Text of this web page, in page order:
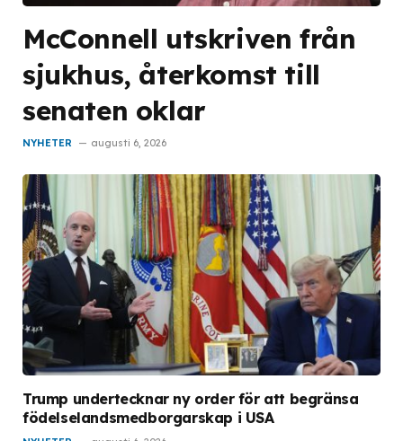
McConnell utskriven från
sjukhus, återkomst till
senaten oklar
NYHETER augusti 6, 2026
Trump undertecknar ny order för att begränsa
födelselandsmedborgarskap i USA